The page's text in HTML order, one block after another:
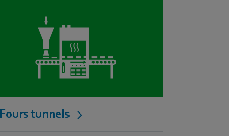
tunnels